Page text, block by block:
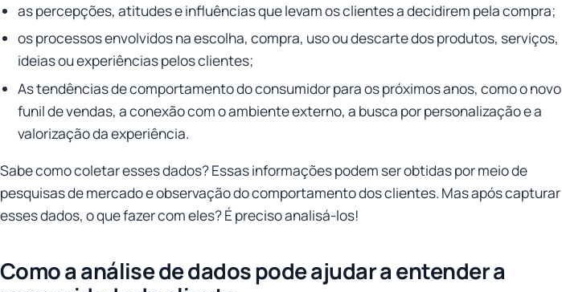
as percepções, atitudes e influências que levam os clientes a decidirem pela compra;
os processos envolvidos na escolha, compra, uso ou descarte dos produtos, serviços,
ideias ou experiências pelos clientes;
As tendências de comportamento do consumidor para os próximos anos, como o novo
funil de vendas, a conexão com o ambiente externo, a busca por personalização e a
valorização da experiência.
Sabe como coletar esses dados? Essas informações podem ser obtidas por meio de
pesquisas de mercado e observação do comportamento dos clientes. Mas após capturar
esses dados, o que fazer com eles? É preciso analisá-los!
Como a análise de dados pode ajudar a entender a